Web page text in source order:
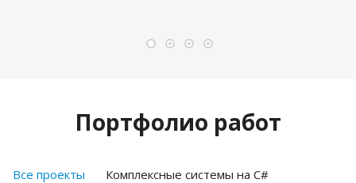
Портфолио работ
Все проекты Комплексные системы на C#